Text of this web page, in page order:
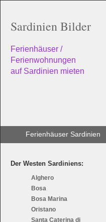
Sardinien Bilder
Ferienhäuser /
Ferienwohnungen
auf Sardinien mieten
Ferienhäuser Sardinien
Der Westen Sardiniens:
Alghero
Bosa
Bosa Marina
Oristano
Santa Caterina di